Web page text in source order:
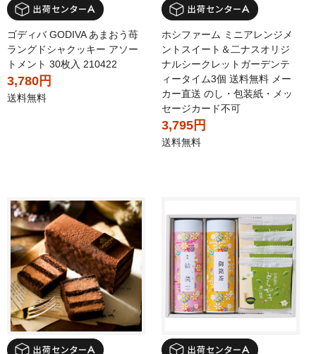
ゴディバ GODIVA あまおう苺
ラングドシャクッキー アソー
トメント 30枚入 210422
3,780円
送料無料
ホシファーム ミニアレンジメ
ントスイート＆二ナスオリジ
ナルシークレットガーデンテ
ィータイム3個 送料無料 メー
カー直送 のし・包装紙・メッ
セージカード不可
3,795円
送料無料